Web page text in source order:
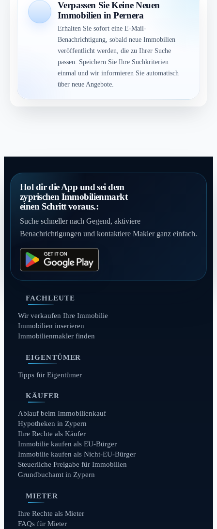
Verpassen Sie Keine Neuen
Immobilien in Pernera
Erhalten Sie sofort eine E-Mail-
Benachrichtigung, sobald neue Immobilien
veröffentlicht werden, die zu Ihrer Suche
passen. Speichern Sie Ihre Suchkriterien
einmal und wir informieren Sie automatisch
über neue Angebote.
Hol dir die App und sei dem
zyprischen Immobilienmarkt
einen Schritt voraus.:
Suche schneller nach Gegend, aktiviere
Benachrichtigungen und kontaktiere Makler ganz einfach.
FACHLEUTE
Wir verkaufen Ihre Immobilie
Immobilien inserieren
Immobilienmakler finden
EIGENTÜMER
Tipps für Eigentümer
KÄUFER
Ablauf beim Immobilienkauf
Hypotheken in Zypern
Ihre Rechte als Käufer
Immobilie kaufen als EU-Bürger
Immobilie kaufen als Nicht-EU-Bürger
Steuerliche Freigabe für Immobilien
Grundbuchamt in Zypern
MIETER
Ihre Rechte als Mieter
FAQs für Mieter